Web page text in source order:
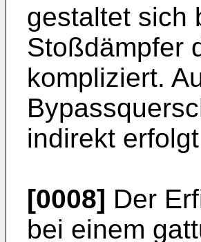
gestaltet sich
Stoßdämpfer
kompliziert.
indirekt
[0008] Der
bei einem